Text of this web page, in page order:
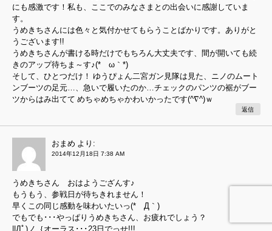
にも感激です！私も、ここでのみなさまとの出会いに感謝していま
す。
うめきちさんには色々と気付かせてもらうことばかりです。ありがと
うございます!!
うめきちさんが書ける時だけでもちろん大丈夫です、間が開いても続
きのアップ待ちま～す♪(*´ω｀*)
そして、ひとつだけ！ ゆうぴょん二宮ガン見隊は見た、ニノのムート
ンブーツの足元…、急いで履いたのか…チェックのパンツの裾がブー
ツからはみ出てて めちゃめちゃかわいかったです(^∇^)ｗ
返信
おまめ より:
2014年12月18日 7:38 AM
うめきちさん おはようござんす♪
もうもう、参戦日が待ちきれません！
早くこの同じ感動を味わいたいっ(*´Д｀)
でもでも･･･やっぱりうめきちさん、お疲れでしょう？
||Дﾟ)ノ｛オーラス･･･23日でっせ!!!